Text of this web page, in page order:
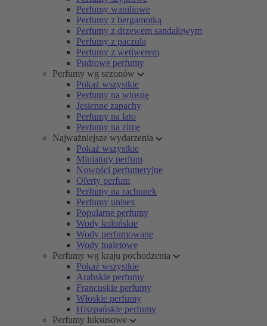
Perfumy waniliowe
Perfumy z bergamotką
Perfumy z drzewem sandałowym
Perfumy z paczulą
Perfumy z wetiwerem
Pudrowe perfumy
Perfumy wg sezonów
Pokaż wszystkie
Perfumy na wiosnę
Jesienne zapachy
Perfumy na lato
Perfumy na zimę
Najważniejsze wydarzenia
Pokaż wszystkie
Miniatury perfum
Nowości perfumeryjne
Oferty perfum
Perfumy na rachunek
Perfumy unisex
Popularne perfumy
Wody kolońskie
Wody perfumowane
Wody toaletowe
Perfumy wg kraju pochodzenia
Pokaż wszystkie
Arabskie perfumy
Francuskie perfumy
Włoskie perfumy
Hiszpańskie perfumy
Perfumy luksusowe